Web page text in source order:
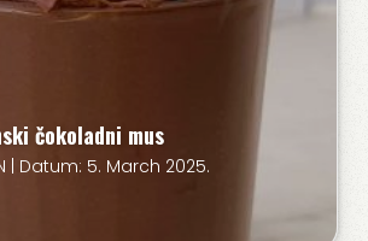
čokoladni mus
| Datum: 5. March 2025.